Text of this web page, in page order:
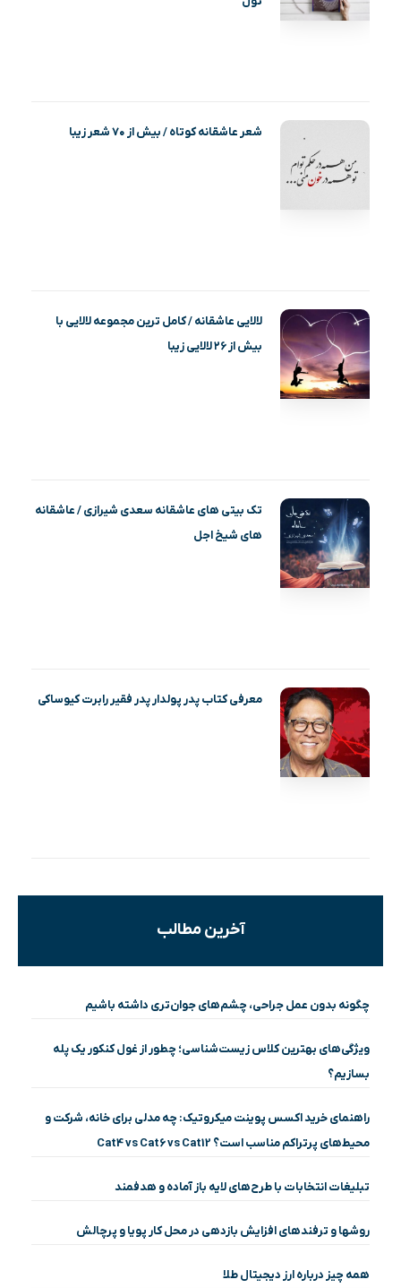
شعر عاشقانه کوتاه / بیش از ۷۰ شعر زیبا
لالایی عاشقانه / کامل ترین مجموعه لالایی با
بیش از ۲۶ لالایی زیبا
تک بیتی های عاشقانه سعدی شیرازی / عاشقانه
های شیخ اجل
معرفی کتاب پدر پولدار پدر فقیر رابرت کیوساکی
آخرین مطالب
چگونه بدون عمل جراحی، چشم‌های جوان‌تری داشته باشیم
ویژگی‌های بهترین کلاس زیست‌شناسی؛ چطور از غول کنکور یک پله
بسازیم؟
راهنمای خرید اکسس پوینت میکروتیک: چه مدلی برای خانه، شرکت و
محیط‌های پرتراکم مناسب است؟ Cat4 vs Cat6 vs Cat12
تبلیغات انتخابات با طرح‌های لایه باز آماده و هدفمند
روشها و ترفندهای افزایش بازدهی در محل کار پویا و پرچالش
همه چیز درباره ارز دیجیتال طلا